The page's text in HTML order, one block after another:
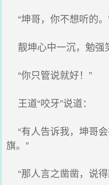
“坤哥，你不想听的。
靓坤心中一沉，勉强
“你只管说就好！”
王道“咬牙”说道：
“有人告诉我，坤哥
旗。”
“那人言之凿凿，说